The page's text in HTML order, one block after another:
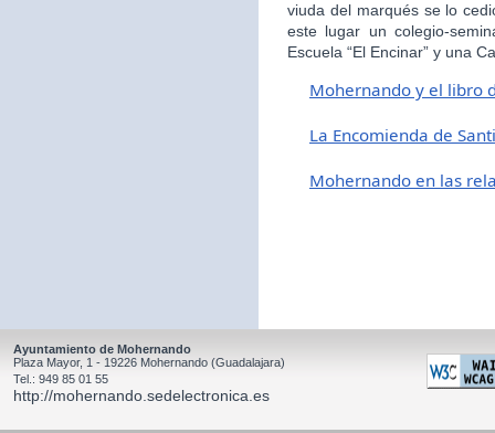
viuda del marqués se lo
este lugar un colegio-
Escuela “El Encinar” y una
Mohernando y el libro
La Encomienda de
Mohernando en las
Ayuntamiento de Mohernando
Plaza Mayor, 1 - 19226 Mohernando (Guadalajara)
Tel.: 949 85 01 55
http://mohernando.sedelectronica.es